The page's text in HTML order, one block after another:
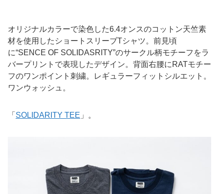
オリジナルカラーで染色した6.4オンスのコットン天竺素
材を使用したショートスリーブTシャツ。前見頃
に“SENCE OF SOLIDASRITY”のサークル柄モチーフをラ
バープリントで表現したデザイン。背面右腰にRATモチー
フのワンポイント刺繍。レギュラーフィットシルエット。
ワンウォッシュ。
「 SOLIDARITY TEE 」。